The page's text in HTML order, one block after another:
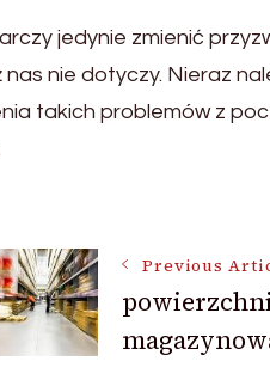
jedynie zmienić
nas nie dotyczy. Nieraz
takich problemów z
Previous